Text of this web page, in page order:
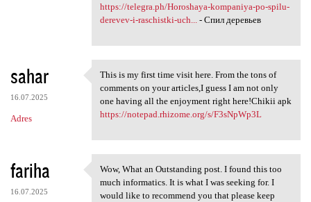
https://telegra.ph/Horoshaya-kompaniya-po-spilu-
derevev-i-raschistki-uch...- Спил деревьев
sahar
16.07.2025
Adres
This is my first time visit
This is my first time visit here. From the tons of
comments on your articles,I guess I am not only
one having all the enjoyment right here!Chikii apk
https://notepad.rhizome.org/s/F3sNpWp3L
fariha
16.07.2025
Wow, What an Outstanding post
Wow, What an Outstanding post. I found this too
much informatics. It is what I was seeking for. I
would like to recommend you that please keep